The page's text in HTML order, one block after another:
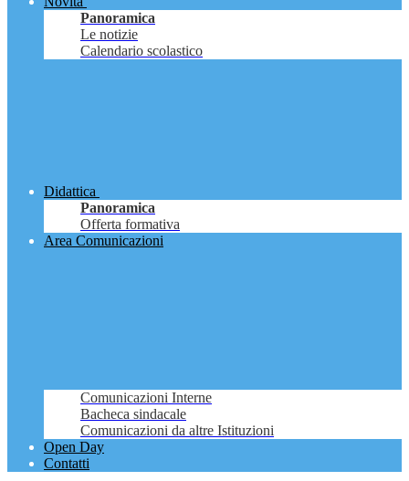
Panoramica
Le notizie
Calendario scolastico
Didattica
Panoramica
Offerta formativa
Area Comunicazioni
Comunicazioni Interne
Bacheca sindacale
Comunicazioni da altre Istituzioni
Open Day
Contatti